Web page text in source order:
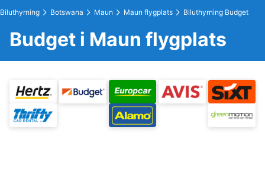
Biluthyrning Botswana Maun Maun flygplats Biluthyrning Budget
Budget i Maun flygplats